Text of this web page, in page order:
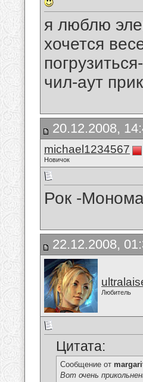
я люблю
хочется
чил-аут
20.12.2008,
michael1234567
Новичок
Рок -
22.12.2008,
Любитель
Цитата:
Сообщение от
Вот очень